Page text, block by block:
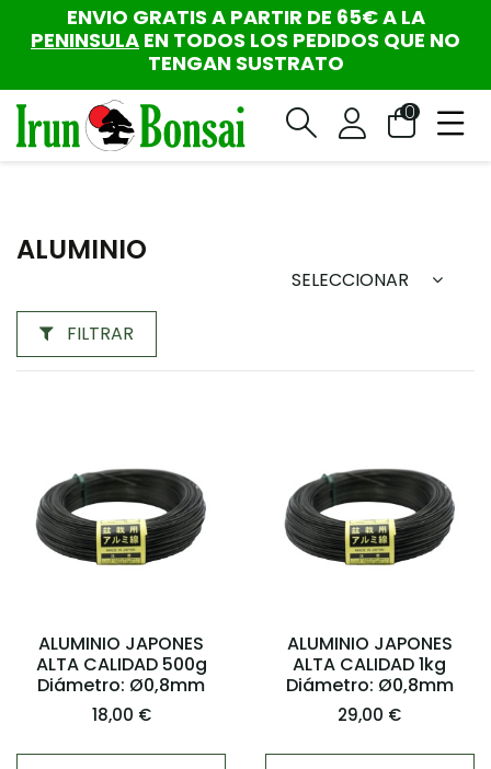
ENVIO GRATIS A PARTIR DE 65€ A LA
PENINSULA EN TODOS LOS PEDIDOS QUE NO
TENGAN SUSTRATO
0
ALUMINIO
SELECCIONAR
FILTRAR
ALUMINIO JAPONES
ALTA CALIDAD 500g
Diámetro: Ø0,8mm
18,00 €
ALUMINIO JAPONES
ALTA CALIDAD 1kg
Diámetro: Ø0,8mm
29,00 €